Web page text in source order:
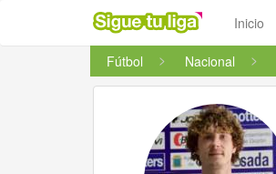
Inicio
Fútbol Nacional